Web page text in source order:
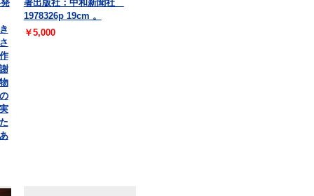
著出版社：中和新聞社
1978326p 19cm 。
￥5,000